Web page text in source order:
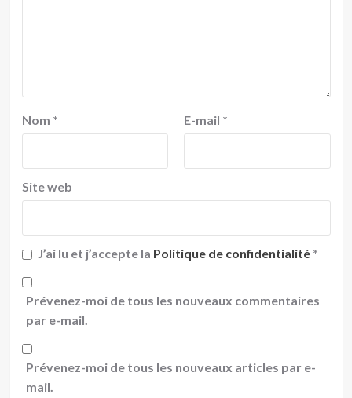
Nom * E-mail *
Site web
J’ai lu et j’accepte la Politique de confidentialité *
Prévenez-moi de tous les nouveaux commentaires
par e-mail.
Prévenez-moi de tous les nouveaux articles par e-
mail.